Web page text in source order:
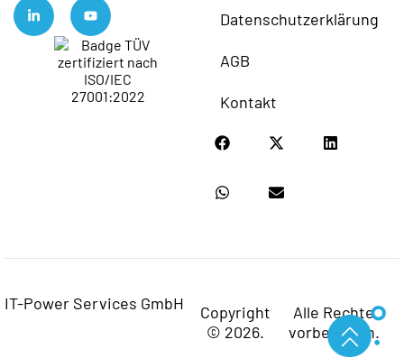
Datenschutzerklärung
AGB
Kontakt
IT-Power Services GmbH
Copyright
© 2026.
Alle Rechte
vorbehalten.